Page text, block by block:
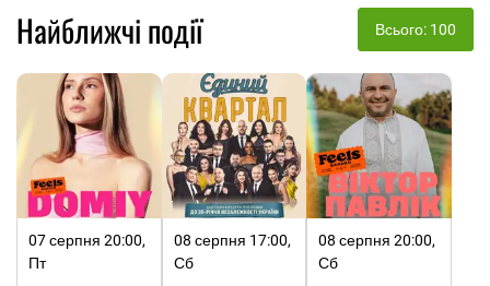
Найближчі події Всього: 100
07 серпня 20:00,
Пт
08 серпня 17:00,
Сб
08 серпня 20:00,
Сб